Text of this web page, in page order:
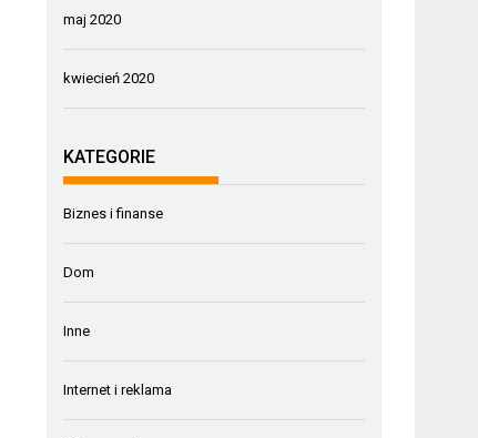
maj 2020
kwiecień 2020
KATEGORIE
Biznes i finanse
Dom
Inne
Internet i reklama